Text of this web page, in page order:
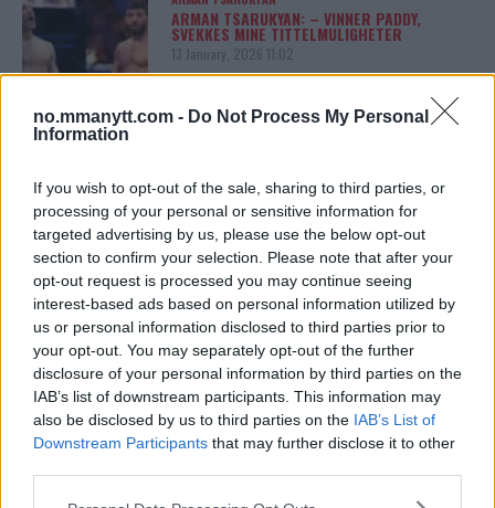
no.mmanytt.com - Do Not Process My Personal
Information
If you wish to opt-out of the sale, sharing to third parties, or
processing of your personal or sensitive information for
targeted advertising by us, please use the below opt-out
section to confirm your selection. Please note that after your
opt-out request is processed you may continue seeing
interest-based ads based on personal information utilized by
us or personal information disclosed to third parties prior to
your opt-out. You may separately opt-out of the further
disclosure of your personal information by third parties on the
IAB’s list of downstream participants. This information may
also be disclosed by us to third parties on the IAB’s List of
Downstream Participants that may further disclose it to other
Please note that this website/app uses one or more Google
ARMAN TSARUKYAN: – VINNER PADDY,
SVEKKES MINE TITTELMULIGHETER
13 January, 2026 11:02
SPILLET BAK KULISSENE
12 January, 2026 18:40
ALEX PEREIRA
KHAMZAT CHIMAEV UTFORDRER ALEX
PEREIRA
12 January, 2026 13:23
ISLAM MAKHACHEV
DOBBELTBELTE ETTER UFC 315